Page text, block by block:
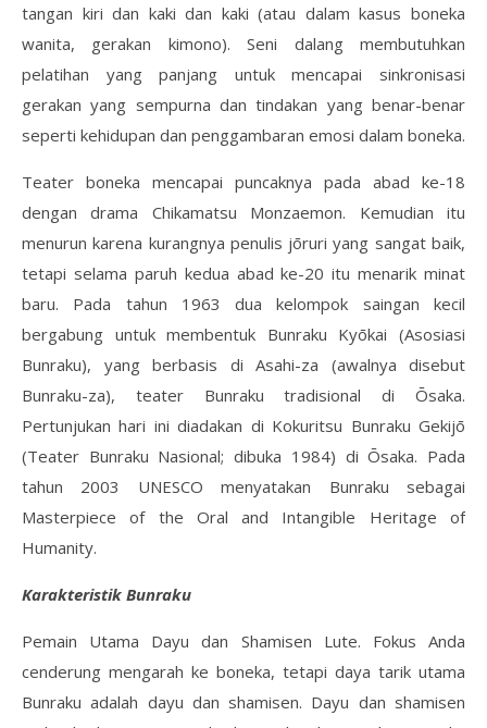
tangan kiri dan kaki dan kaki (atau dalam kasus boneka
wanita, gerakan kimono). Seni dalang membutuhkan
pelatihan yang panjang untuk mencapai sinkronisasi
gerakan yang sempurna dan tindakan yang benar-benar
seperti kehidupan dan penggambaran emosi dalam boneka.
Teater boneka mencapai puncaknya pada abad ke-18
dengan drama Chikamatsu Monzaemon. Kemudian itu
menurun karena kurangnya penulis jōruri yang sangat baik,
tetapi selama paruh kedua abad ke-20 itu menarik minat
baru. Pada tahun 1963 dua kelompok saingan kecil
bergabung untuk membentuk Bunraku Kyōkai (Asosiasi
Bunraku), yang berbasis di Asahi-za (awalnya disebut
Bunraku-za), teater Bunraku tradisional di Ōsaka.
Pertunjukan hari ini diadakan di Kokuritsu Bunraku Gekijō
(Teater Bunraku Nasional; dibuka 1984) di Ōsaka. Pada
tahun 2003 UNESCO menyatakan Bunraku sebagai
Masterpiece of the Oral and Intangible Heritage of
Humanity.
Karakteristik Bunraku
Pemain Utama Dayu dan Shamisen Lute. Fokus Anda
cenderung mengarah ke boneka, tetapi daya tarik utama
Bunraku adalah dayu dan shamisen. Dayu dan shamisen